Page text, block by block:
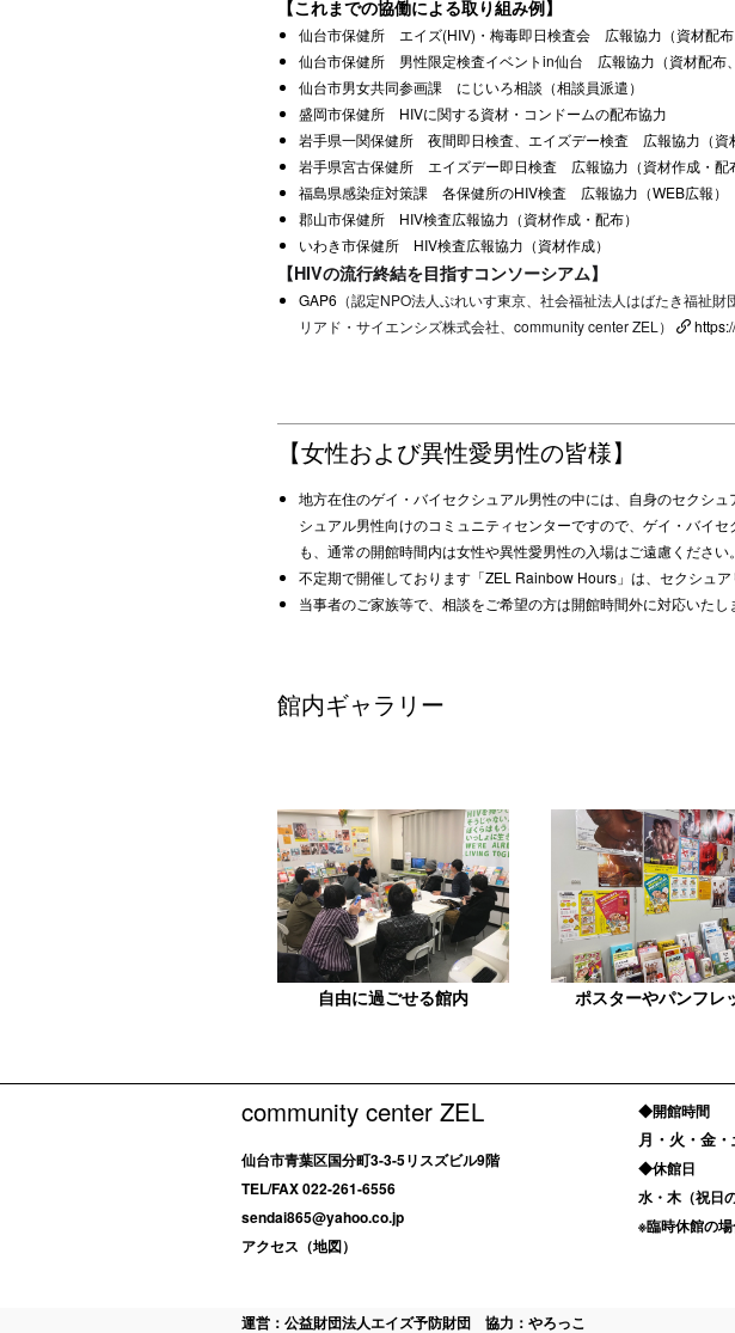
【これまでの協働による取り組み例】
仙台市保健所 エイズ(HIV)・梅毒即日検査会 広報協力（資材配布
仙台市保健所 男性限定検査イベントin仙台 広報協力（資材配布
仙台市男女共同参画課 にじいろ相談（相談員派遣）
盛岡市保健所 HIVに関する資材・コンドームの配布協力
岩手県一関保健所 夜間即日検査、エイズデー検査 広報協力（資
岩手県宮古保健所 エイズデー即日検査 広報協力（資材作成・配
福島県感染症対策課 各保健所のHIV検査 広報協力（WEB広報）
郡山市保健所 HIV検査広報協力（資材作成・配布）
いわき市保健所 HIV検査広報協力（資材作成）
【HIVの流行終結を目指すコンソーシアム】
GAP6 （認定NPO法人ぷれいす東京、社会福祉法人はばたき福祉
リアド・サイエンシズ株式会社、community center ZEL）
【女性および異性愛男性の皆様】
地方在住のゲイ・バイセクシュアル男性の中には、自身のセクシ
シュアル男性向けのコミュニティセンターですので、ゲイ・バイ
も、通常の開館時間内は女性や異性愛男性の入場はご遠慮ください。
不定期で開催しております「ZEL Rainbow Hours 」は、セクシュ
当事者のご家族等で、相談をご希望の方は開館時間外に対応いたし
館内ギャラリー
自由に過ごせる館内 ポスターやパンフレ
community center ZEL
仙台市青葉区国分町3-3-5リスズビル9階
TEL/FAX 022-261-6556
sendai865@yahoo.co.jp
アクセス（地図）
◆開館時間
月・火・金
◆休館日
水・木（祝日
※臨時休館の
運営：公益財団法人エイズ予防財団 協力：やろっこ